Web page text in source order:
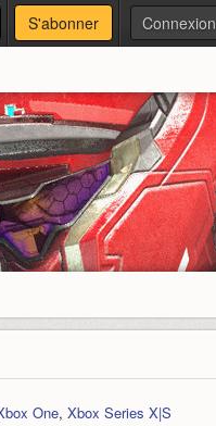
S'abonner Connexion
One, Xbox Series X|S